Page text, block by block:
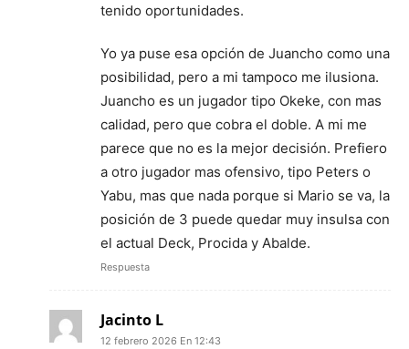
tenido oportunidades.
Yo ya puse esa opción de Juancho como una
posibilidad, pero a mi tampoco me ilusiona.
Juancho es un jugador tipo Okeke, con mas
calidad, pero que cobra el doble. A mi me
parece que no es la mejor decisión. Prefiero
a otro jugador mas ofensivo, tipo Peters o
Yabu, mas que nada porque si Mario se va, la
posición de 3 puede quedar muy insulsa con
el actual Deck, Procida y Abalde.
Respuesta
Jacinto L
12 febrero 2026 En 12:43